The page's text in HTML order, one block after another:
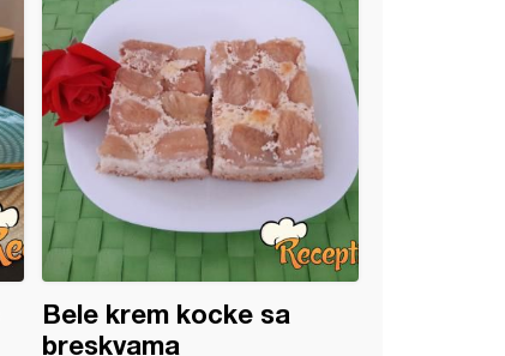
Bele krem kocke sa
breskvama